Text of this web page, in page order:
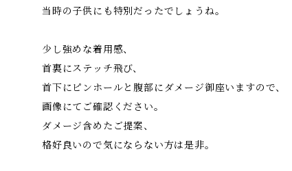
当時の子供にも特別だったでしょうね。
少し強めな着用感、
首裏にステッチ飛び、
首下にピンホールと腹部にダメージ御座いますので、
画像にてご確認ください。
ダメージ含めたご提案、
格好良いので気にならない方は是非。